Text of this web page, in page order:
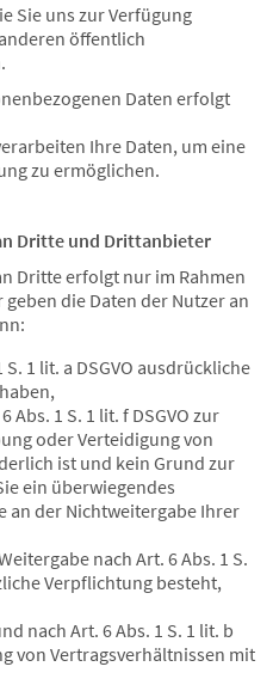
Sie uns zur Verfügung
öffentlich
Daten erfolgt
Ihre Daten, um eine
zu ermöglichen.
Dritte und Drittanbieter
Dritte erfolgt nur im Rahmen
die Daten der Nutzer an
1 lit. a DSGVO ausdrückliche
Abs. 1 S. 1 lit. f DSGVO zur
oder Verteidigung von
ist und kein Grund zur
ein überwiegendes
an der Nichtweitergabe Ihrer
nach Art. 6 Abs. 1 S.
Verpflichtung besteht,
nach Art. 6 Abs. 1 S. 1 lit. b
von Vertragsverhältnissen mit